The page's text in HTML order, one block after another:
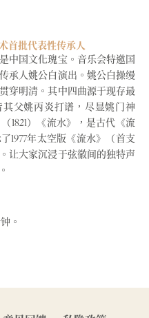
首批代表性传承人
中国文化瑰宝。音乐会特邀国
承人姚公白演出。姚公白操缦
穿明清。其中四曲源于现存最
其父姚丙炎打谱，尽显姚门神
1821）《流水》，是古代《流
1977年太空版《流水》（首支
让大家沉浸于弦徽间的独特声
。